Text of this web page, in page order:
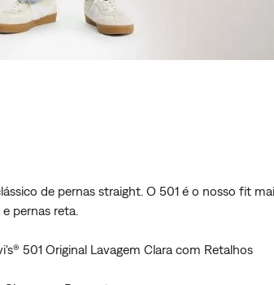
de pernas straight. O 501 é o nosso fit
pernas reta.
501 Original Lavagem Clara com Retalhos